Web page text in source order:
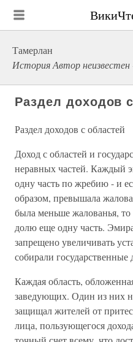
Тамерлан
История Автор неизвестен
Раздел доходов
Раздел доходов с областей
Доход с областей и
неравных частей. Каждый
одну часть по жребию - и
образом, превышала
была меньше жалованья,
долю еще одну часть.
запрещено увеличивать
собирали государственные
Каждая область,
заведующих. Один из них
защищал жителей от
лица, пользующегося